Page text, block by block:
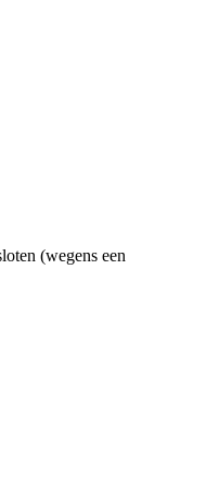
(wegens een